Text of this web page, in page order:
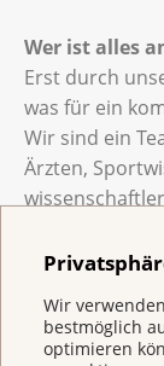
Wir
bestmöglich
optimieren
Wer ist alles
Erst durch
was für ein
Wir sind ein
Ärzten,
Kindern, den
her.